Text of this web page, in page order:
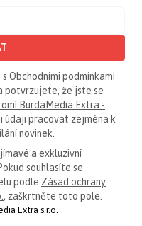
Obchodními podmínkami
potvrzujete, že jste se
BurdaMedia Extra -
údaji pracovat zejména k
novinek.
a exkluzivní
souhlasíte se
podle Zásad ochrany
, zaškrtněte toto pole.
Extra s.r.o.